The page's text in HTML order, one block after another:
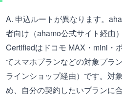
A. 申込ルートが異なります。
者向け（ahamo公式サイト経由
Certifiedはドコモ MAX・mini・
てスマホプランなどの対象プラ
ラインショップ経由）です。対
め、自分の契約したいプランに